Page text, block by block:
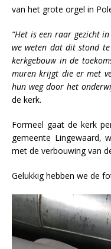
van het grote orgel in
“Het is een raar gezicht
we weten dat dit stond
kerkgebouw in de
muren krijgt die er met
hun weg door het
de kerk.
Formeel gaat de kerk
gemeente Lingewaard,
met de verbouwing van
Gelukkig hebben we de